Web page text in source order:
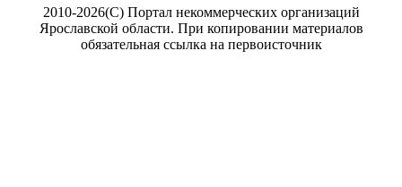
2010-2026(С) Портал некоммерческих организаций
Ярославской области. При копировании материалов
обязательная ссылка на первоисточник